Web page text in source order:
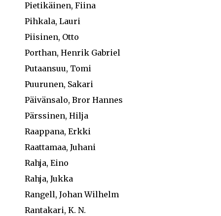
Pietikäinen, Fiina
Pihkala, Lauri
Piisinen, Otto
Porthan, Henrik Gabriel
Putaansuu, Tomi
Puurunen, Sakari
Päivänsalo, Bror Hannes
Pärssinen, Hilja
Raappana, Erkki
Raattamaa, Juhani
Rahja, Eino
Rahja, Jukka
Rangell, Johan Wilhelm
Rantakari, K. N.